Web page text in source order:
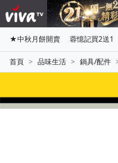
★中秋月餅開賣 蓉憶記買2送1
首頁 品味生活 鍋具/配件